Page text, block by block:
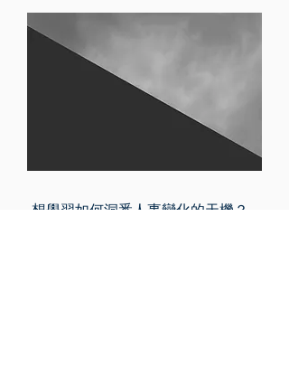
想學習如何洞悉人事變化的天機？